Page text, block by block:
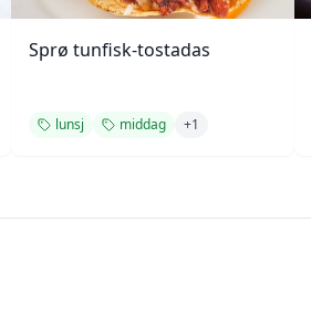
Sprø tunfisk-tostadas
lunsj middag +1